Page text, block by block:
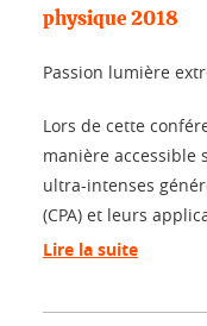
physique 2018
Passion lumière
Lors de cette
manière accessible
ultra-intenses
(CPA) et leurs
Lire la suite